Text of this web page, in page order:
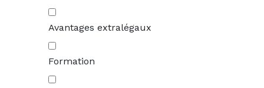
Avantages extralégaux
Formation